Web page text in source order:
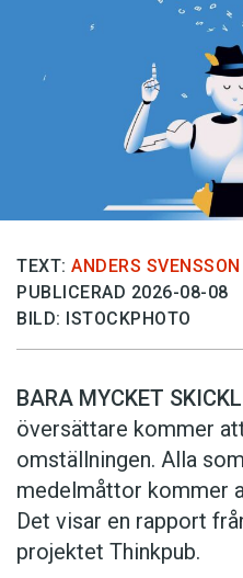
TEXT: ANDERS SVENSSON
PUBLICERAD 2026-08-08
BILD: ISTOCKPHOTO
BARA MYCKET
översättare ­kommer
omställningen. Alla
medelmåttor kommer
Det visar en rapport
projektet Thinkpub.